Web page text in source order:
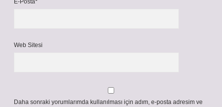
E-Posta*
Web Sitesi
Daha sonraki yorumlarımda kullanılması için adım, e-posta adresim ve